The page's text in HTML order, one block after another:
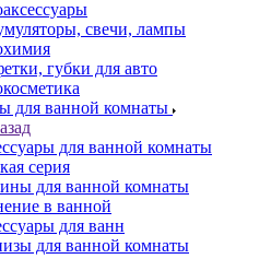
свечи, лампы
губки для авто
для ванной комнаты
для ванной комнаты
серия
для ванной комнаты
в ванной
для ванн
для ванной комнаты